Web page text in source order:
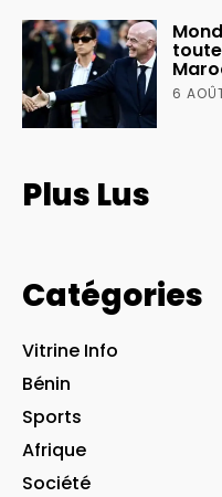
6
Plus Lus
Catégories
Vitrine Info
Bénin
Sports
Afrique
Société